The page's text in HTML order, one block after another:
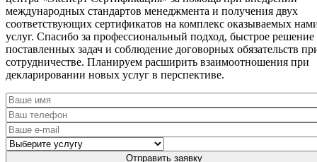
международных стандартов менеджмента и получения двух
соответствующих сертификатов на комплекс оказываемых
услуг. Спасибо за профессиональный подход, быстрое решение
поставленных задач и соблюдение договорных обязательств
сотрудничестве. Планируем расширить взаимоотношения при
декларировании новых услуг в перспективе.